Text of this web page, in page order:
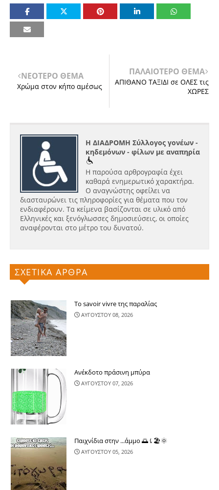
ΝΕΟΤΕΡΟ ΘΕΜΑ
Χρώμα στον κήπο αμέσως
ΠΑΛΑΙΟΤΕΡΟ ΘΕΜΑ
ΑΠΙΘΑΝΟ ΤΑΞΙΔΙ σε ΟΛΕΣ τις
ΧΩΡΕΣ
Η ΔΙΑΔΡΟΜΗ Σύλλογος γονέων -
κηδεμόνων - φίλων με αναπηρία
Η παρούσα αρθρογραφία έχει
καθαρά ενημερωτικό χαρακτήρα.
Ο αναγνώστης οφείλει να
διασταυρώνει τις πληροφορίες για θέματα που τον
ενδιαφέρουν. Τα κείμενα βασίζονται σε υλικό από
Ελληνικές και ξενόγλωσσες δημοσιεύσεις, οι οποίες
αναφέρονται στο μέτρο του δυνατού.
ΣΧΕΤΙΚΑ ΑΡΘΡΑ
Το savoir vivre της παραλίας
ΑΥΓΟΥΣΤΟΥ 08, 2026
Ανέκδοτο πράσινη μπύρα
ΑΥΓΟΥΣΤΟΥ 07, 2026
Παιχνίδια στην ...άμμο 🌅⤹🏖🌞
ΑΥΓΟΥΣΤΟΥ 05, 2026